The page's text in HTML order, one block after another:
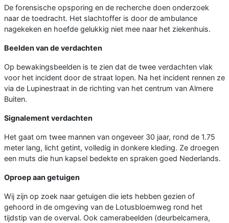
De forensische opsporing en de recherche doen onderzoek
naar de toedracht. Het slachtoffer is door de ambulance
nagekeken en hoefde gelukkig niet mee naar het ziekenhuis.
Beelden van de verdachten
Op bewakingsbeelden is te zien dat de twee verdachten vlak
voor het incident door de straat lopen. Na het incident rennen ze
via de Lupinestraat in de richting van het centrum van Almere
Buiten.
Signalement verdachten
Het gaat om twee mannen van ongeveer 30 jaar, rond de 1.75
meter lang, licht getint, volledig in donkere kleding. Ze droegen
een muts die hun kapsel bedekte en spraken goed Nederlands.
Oproep aan getuigen
Wij zijn op zoek naar getuigen die iets hebben gezien of
gehoord in de omgeving van de Lotusbloemweg rond het
tijdstip van de overval. Ook camerabeelden (deurbelcamera,